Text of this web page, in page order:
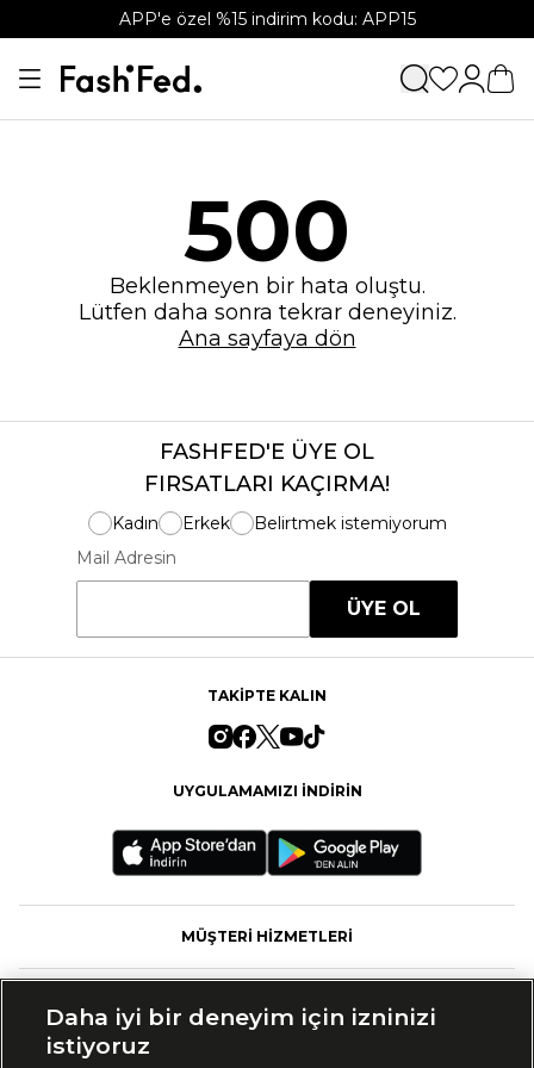
APP'e özel %15 indirim kodu: APP15
500
Beklenmeyen bir hata oluştu.
Lütfen daha sonra tekrar deneyiniz.
Ana sayfaya dön
FASHFED'E ÜYE OL
FIRSATLARI KAÇIRMA!
Kadın Erkek
Belirtmek istemiyorum
Mail Adresin
ÜYE OL
TAKİPTE KALIN
UYGULAMAMIZI İNDİRİN
MÜŞTERİ HİZMETLERİ
Daha iyi bir deneyim için izninizi
istiyoruz